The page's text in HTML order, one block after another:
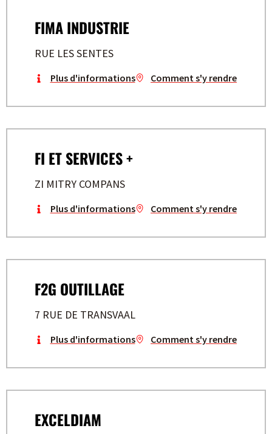
FIMA INDUSTRIE
RUE LES SENTES
Plus d'informations Comment s'y rendre
FI ET SERVICES +
ZI MITRY COMPANS
Plus d'informations Comment s'y rendre
F2G OUTILLAGE
7 RUE DE TRANSVAAL
Plus d'informations Comment s'y rendre
EXCELDIAM